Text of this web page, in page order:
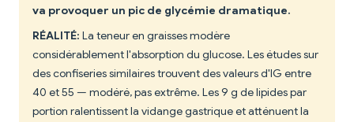
va provoquer un pic de glycémie dramatique.
RÉALITÉ: La teneur en graisses modère
considérablement l'absorption du glucose. Les études sur
des confiseries similaires trouvent des valeurs d'IG entre
40 et 55 — modéré, pas extrême. Les 9 g de lipides par
portion ralentissent la vidange gastrique et atténuent la